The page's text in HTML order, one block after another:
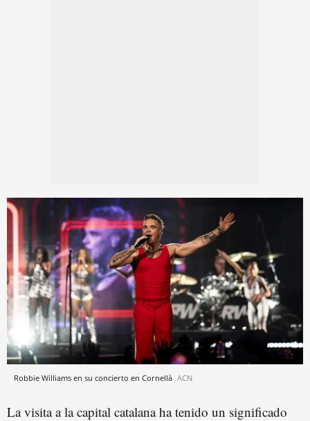
Robbie Williams en su concierto en Cornellà ACN
La visita a la capital catalana ha tenido un significado